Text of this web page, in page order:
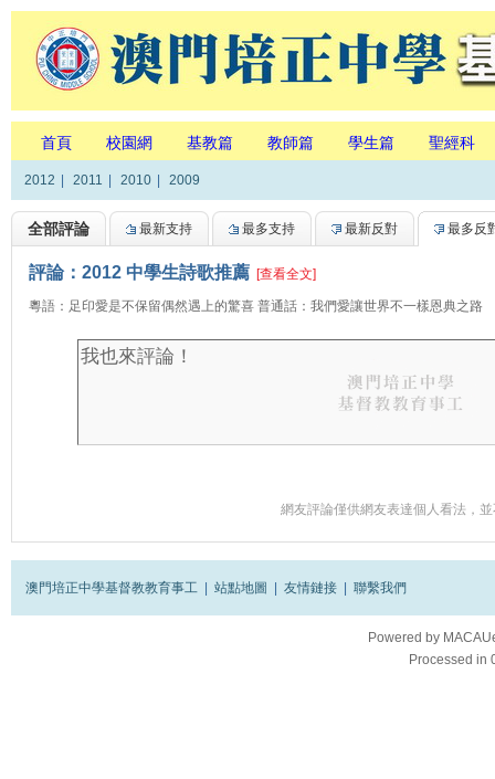
首頁 校園網 基教篇 教師篇 學生篇 聖經科
2012 2011 2010 2009
全部評論 最新支持 最多支持 最新反對 最多反
評論：2012 中學生詩歌推薦 [查看全文]
粵語：足印愛是不保留偶然遇上的驚喜 普通話：我們愛讓世界不一樣恩典之路
網友評論僅供網友表達個人看法，
澳門培正中學基督教教育事工 站點地圖 友情鏈接 聯繫我們
Powered by
Processed in